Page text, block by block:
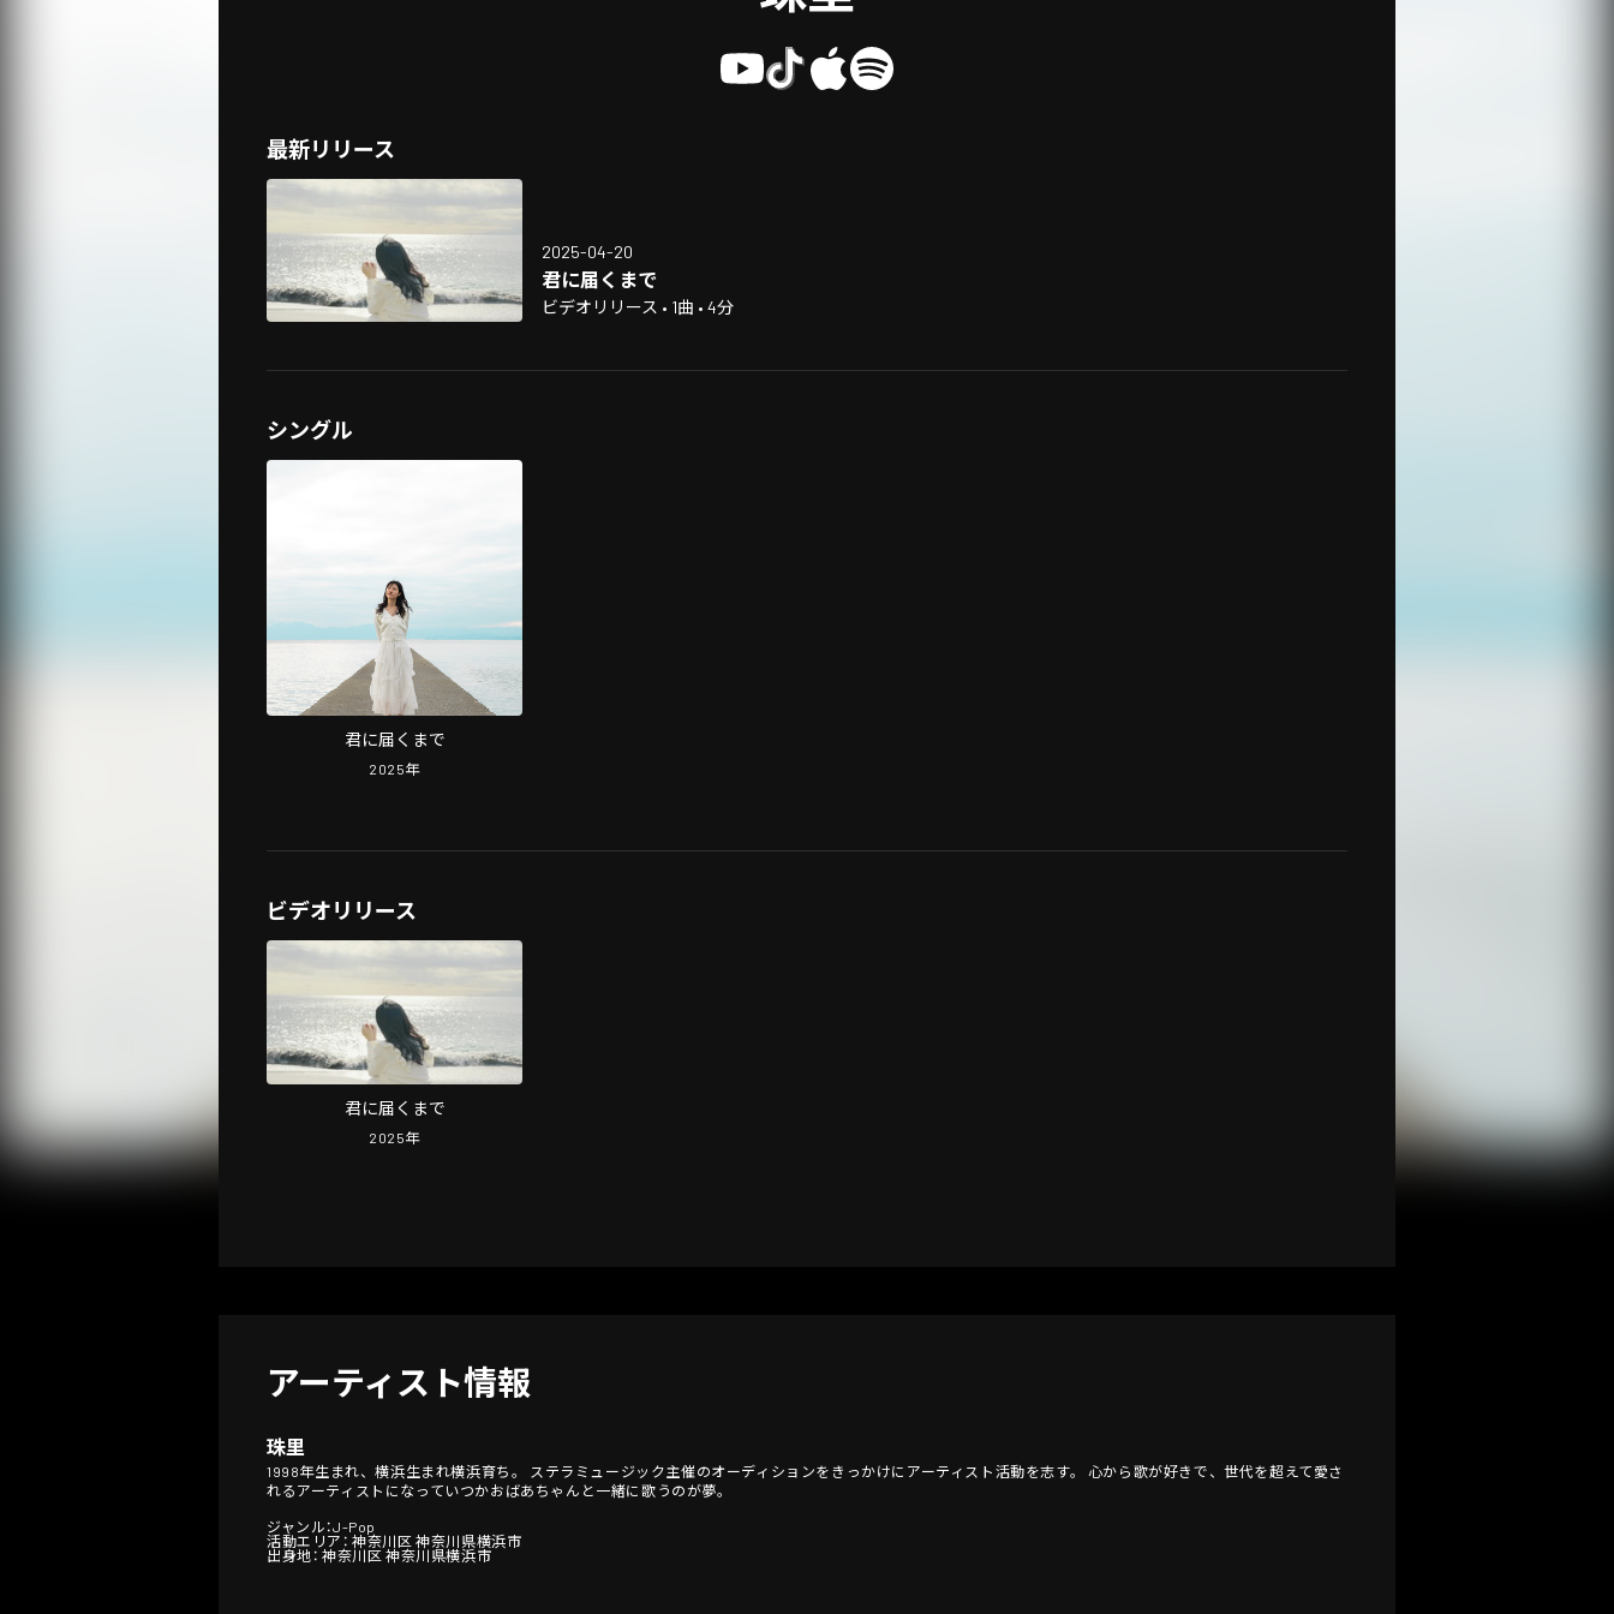
最新リリース
2025-04-20
君に届くまで
ビデオリリース • 1曲 • 4分
シングル
君に届くまで
2025年
ビデオリリース
君に届くまで
2025年
アーティスト情報
珠里
1998年生まれ、横浜生まれ横浜育ち。 ステラミュージック主催のオーディションをきっかけにアーティスト活動を志す。 心から歌が好きで、世代を超えて愛さ
れるアーティストになっていつかおばあちゃんと一緒に歌うのが夢。
ジャンル：J-Pop
活動エリア： 神奈川区 神奈川県横浜市
出身地： 神奈川区 神奈川県横浜市